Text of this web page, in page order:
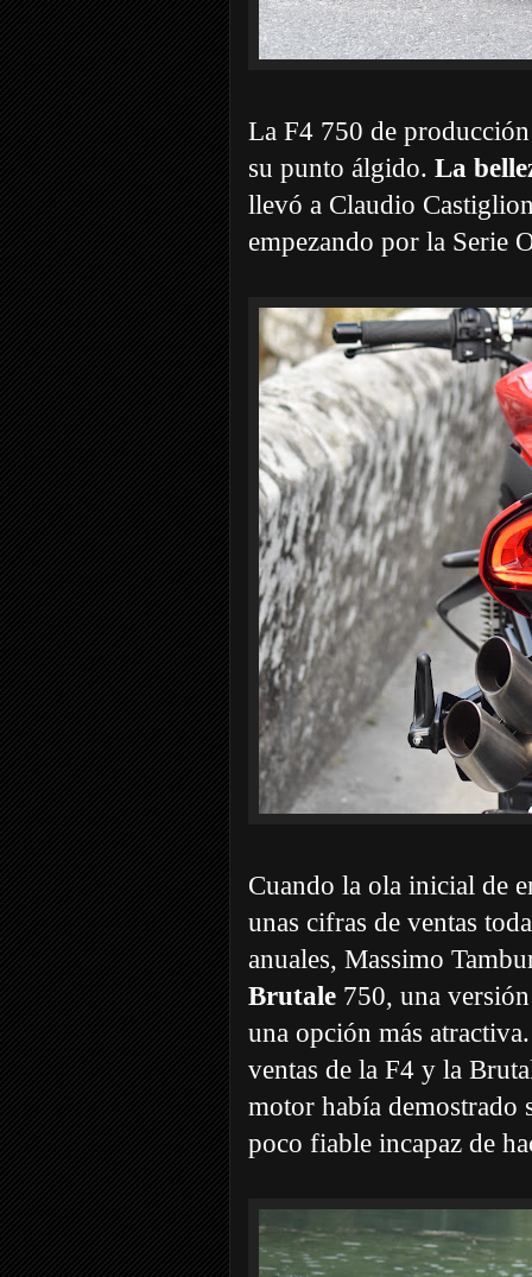
La F4 750 de
su punto álgido. La
llevó a Claudio
empezando por la Serie
Cuando la ola inicial de
unas cifras de ventas
anuales, Massimo
Brutale 750, una
una opción más
ventas de la F4 y la
motor había
poco fiable incapaz de